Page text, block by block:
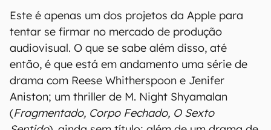
Este é apenas um dos projetos da Apple para
tentar se firmar no mercado de produção
audiovisual. O que se sabe além disso, até
então, é que está em andamento uma série de
drama com Reese Whitherspoon e Jenifer
Aniston; um thriller de M. Night Shyamalan
(Fragmentado, Corpo Fechado, O Sexto